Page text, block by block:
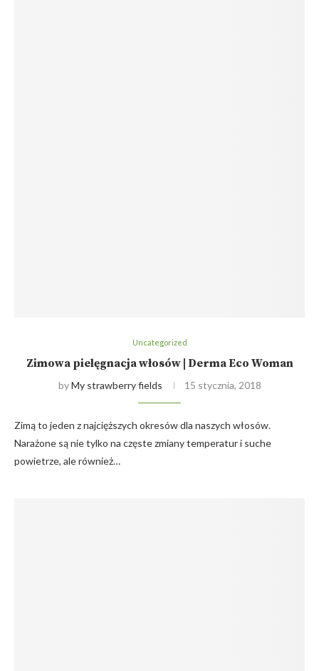
Uncategorized
Zimowa pielęgnacja włosów | Derma Eco Woman
byMy strawberry fields 15 stycznia, 2018
Zimą to jeden z najcięższych okresów dla naszych włosów.
Narażone są nie tylko na częste zmiany temperatur i suche
powietrze, ale również…